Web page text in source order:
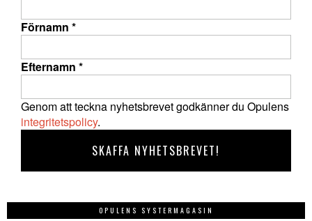
Förnamn *
Efternamn *
Genom att teckna nyhetsbrevet godkänner du Opulens
integritetspolicy.
OPULENS SYSTERMAGASIN